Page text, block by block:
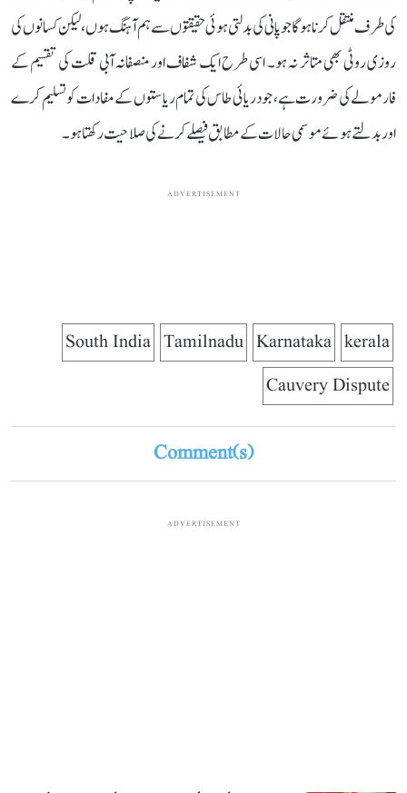
کی طرف منتقل کرنا ہوگا جو پانی کی بدلتی ہوئی حقیقتوں سے ہم آہنگ ہوں، لیکن کسانوں کی
روزی روٹی بھی متاثر نہ ہو۔ اسی طرح ایک شفاف اور منصفانہ آبی قلت کی تقسیم کے
فارمولے کی ضرورت ہے، جو دریائی طاس کی تمام ریاستوں کے مفادات کو تسلیم کرے
اور بدلتے ہوئے موسمی حالات کے مطابق فیصلے کرنے کی صلاحیت رکھتا ہو۔
ADVERTISEMENT
kerala
Karnataka
Tamilnadu
South India
Cauvery Dispute
Comment(s)
ADVERTISEMENT